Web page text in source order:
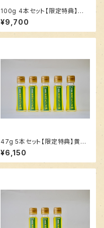
100g 4本セット【限定特典】黄
金のえごま油
¥9,700
47g 5本セット【限定特典】黄金
のえごま油
¥6,150